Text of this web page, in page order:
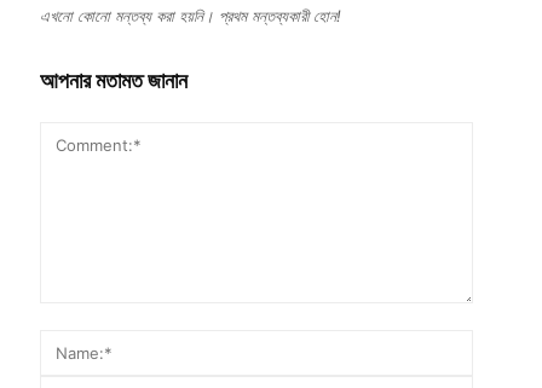
এখনো কোনো মন্তব্য করা হয়নি। প্রথম মন্তব্যকারী হোন!
আপনার মতামত জানান